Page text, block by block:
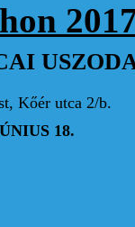
Kőér utca 2/b.
18.